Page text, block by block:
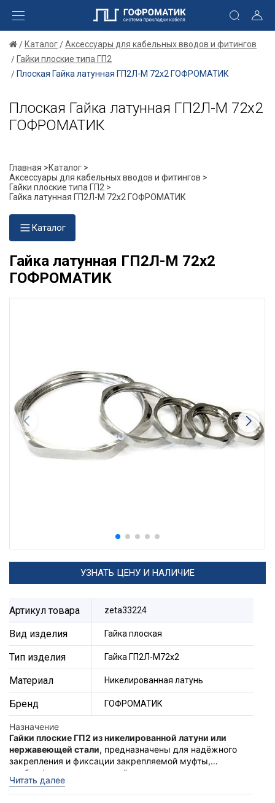
Каталог
Аксессуары для кабельных вводов и фитингов
Гайки плоские типа ГП2
Плоская Гайка латунная ГП2Л-М 72х2 ГОФРОМАТИК
Плоская Гайка латунная ГП2Л-М 72х2
ГОФРОМАТИК
Главная >Каталог >
Аксессуары для кабельных вводов и фитингов >
Гайки плоские типа ГП2 >
Гайка латунная ГП2Л-М 72х2 ГОФРОМАТИК
Каталог
Гайка латунная ГП2Л-М 72х2
ГОФРОМАТИК
УЗНАТЬ ЦЕНУ И НАЛИЧИЕ
Артикул товара zeta33224
Вид изделия Гайка плоская
Тип изделия Гайка ГП2Л-М72х2
Материал Никелированная латунь
Бренд ГОФРОМАТИК
Назначение
Гайки плоские ГП2 из никелированной латуни или
нержавеющей стали, предназначены для надёжного
закрепления и фиксации закрепляемой муфты,
трубы, фитингов или устройств вводимых в
электротехнические оболочки (ящики, щиты
управления, коробки). Имеют эстетичный внешний
Рекомендованы к использованию с фитингами типа
Читать далее